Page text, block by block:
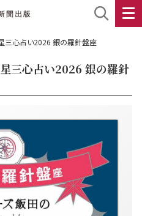
三心占い2026 銀の羅針盤座
三心占い2026 銀の羅針